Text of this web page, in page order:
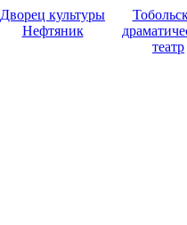
Дворец культуры
Нефтяник
театр